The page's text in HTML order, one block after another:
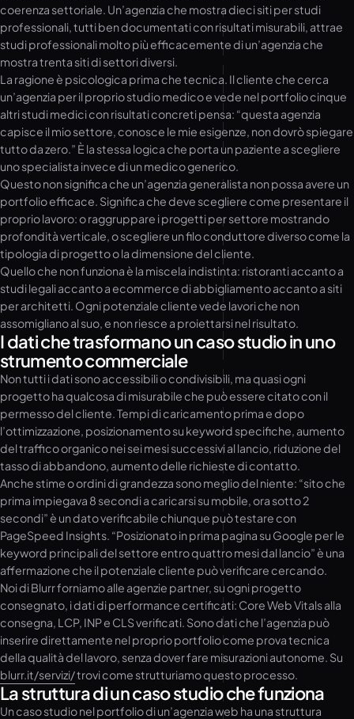
coerenza settoriale. Un’agenzia che mostra dieci siti per studi
professionali, tutti ben documentati con risultati misurabili, attrae
studi professionali molto più efficacemente di un’agenzia che
mostra trenta siti di settori diversi.
La ragione è psicologica prima che tecnica. Il cliente che cerca
un’agenzia per il proprio studio medico e vede nel portfolio cinque
altri studi medici con risultati concreti pensa: “questa agenzia
capisce il mio settore, conosce le mie esigenze, non dovrò spiegare
tutto da zero.” È la stessa logica che porta un paziente a scegliere
uno specialista invece di un medico generico.
Questo non significa che un’agenzia generalista non possa avere un
portfolio efficace. Significa che deve scegliere come presentare il
proprio lavoro: o raggruppare i progetti per settore mostrando
profondità verticale, o scegliere un filo conduttore diverso come la
tipologia di progetto o la dimensione del cliente.
Quello che non funziona è la miscela indistinta: ristoranti accanto a
studi legali accanto a ecommerce di abbigliamento accanto a siti
per architetti. Ogni potenziale cliente vede lavori che non
assomigliano al suo, e non riesce a proiettarsi nel risultato.
I dati che trasformano un caso studio in uno
strumento commerciale
Non tutti i dati sono accessibili o condivisibili, ma quasi ogni
progetto ha qualcosa di misurabile che può essere citato con il
permesso del cliente. Tempi di caricamento prima e dopo
l’ottimizzazione, posizionamento su keyword specifiche, aumento
del traffico organico nei sei mesi successivi al lancio, riduzione del
tasso di abbandono, aumento delle richieste di contatto.
Anche stime o ordini di grandezza sono meglio del niente: “sito che
prima impiegava 8 secondi a caricarsi su mobile, ora sotto 2
secondi” è un dato verificabile chiunque può testare con
PageSpeed Insights. “Posizionato in prima pagina su Google per le
keyword principali del settore entro quattro mesi dal lancio” è una
affermazione che il potenziale cliente può verificare cercando.
Noi di Blurr forniamo alle agenzie partner, su ogni progetto
consegnato, i dati di performance certificati: Core Web Vitals alla
consegna, LCP, INP e CLS verificati. Sono dati che l’agenzia può
inserire direttamente nel proprio portfolio come prova tecnica
della qualità del lavoro, senza dover fare misurazioni autonome. Su
blurr.it/servizi/trovi come strutturiamo questo processo.
La struttura di un caso studio che funziona
Un caso studio nel portfolio di un’agenzia web ha una struttura